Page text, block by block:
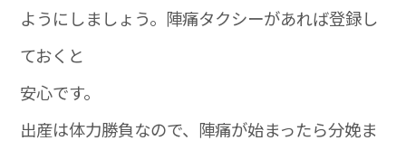
ようにしましょう。陣痛タクシーがあれば登録し
ておくと
安心です。
出産は体力勝負なので、陣痛が始まったら分娩ま